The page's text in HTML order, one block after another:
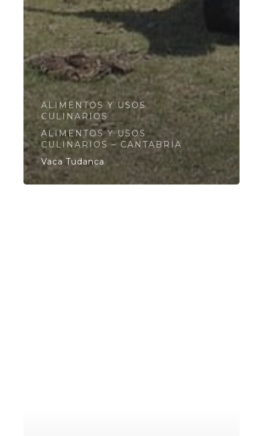
ALIMENTOS Y USOS
CULINARIOS
ALIMENTOS Y USOS
CULINARIOS – CANTABRIA
Vaca Tudanca